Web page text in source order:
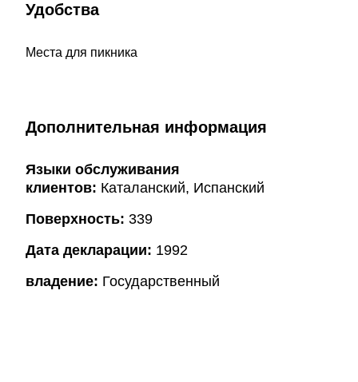
Удобства
Места для пикника
Дополнительная информация
Языки обслуживания
клиентов: Каталанский, Испанский
Поверхность: 339
Дата декларации: 1992
владение: Государственный